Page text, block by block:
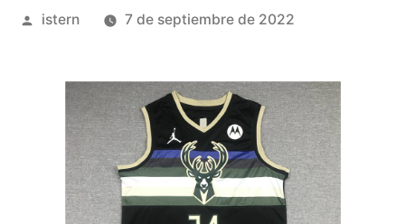
Publicado
istern 7 de septiembre de 2022